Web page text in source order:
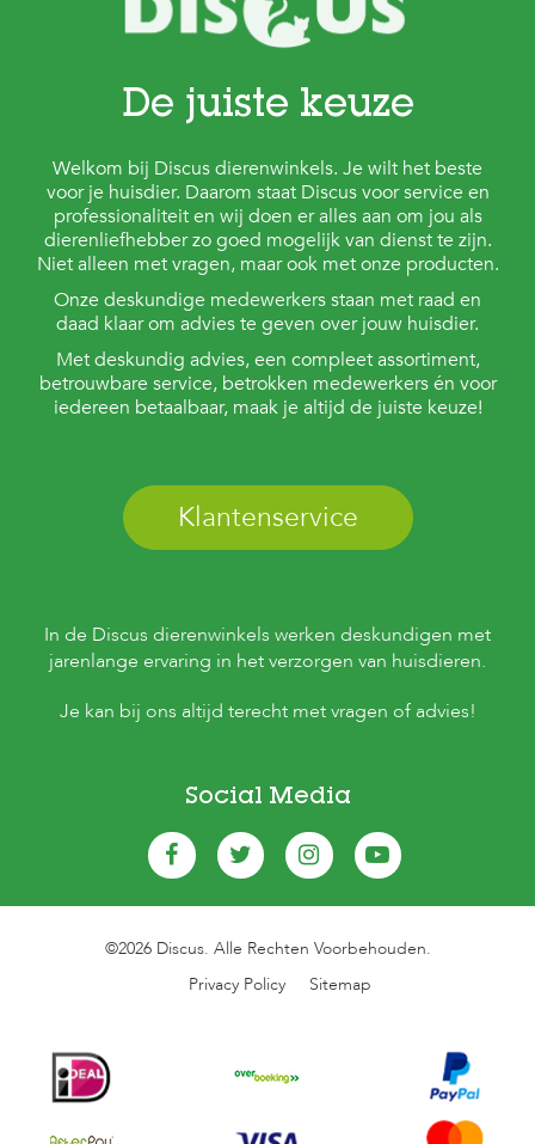
De juiste keuze
Welkom bij Discus dierenwinkels. Je wilt het beste
voor je huisdier. Daarom staat Discus voor service en
professionaliteit en wij doen er alles aan om jou als
dierenliefhebber zo goed mogelijk van dienst te zijn.
Niet alleen met vragen, maar ook met onze producten.
Onze deskundige medewerkers staan met raad en
daad klaar om advies te geven over jouw huisdier.
Met deskundig advies, een compleet assortiment,
betrouwbare service, betrokken medewerkers én voor
iedereen betaalbaar, maak je altijd de juiste keuze!
Klantenservice
In de Discus dierenwinkels werken deskundigen met
jarenlange ervaring in het verzorgen van huisdieren.
Je kan bij ons altijd terecht met vragen of advies!
Social Media
©2026 Discus. Alle Rechten Voorbehouden.
Privacy Policy
Sitemap